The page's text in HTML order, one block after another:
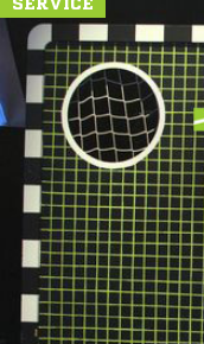
SERVICE